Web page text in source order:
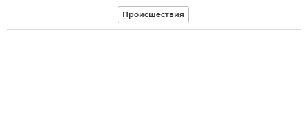
Происшествия